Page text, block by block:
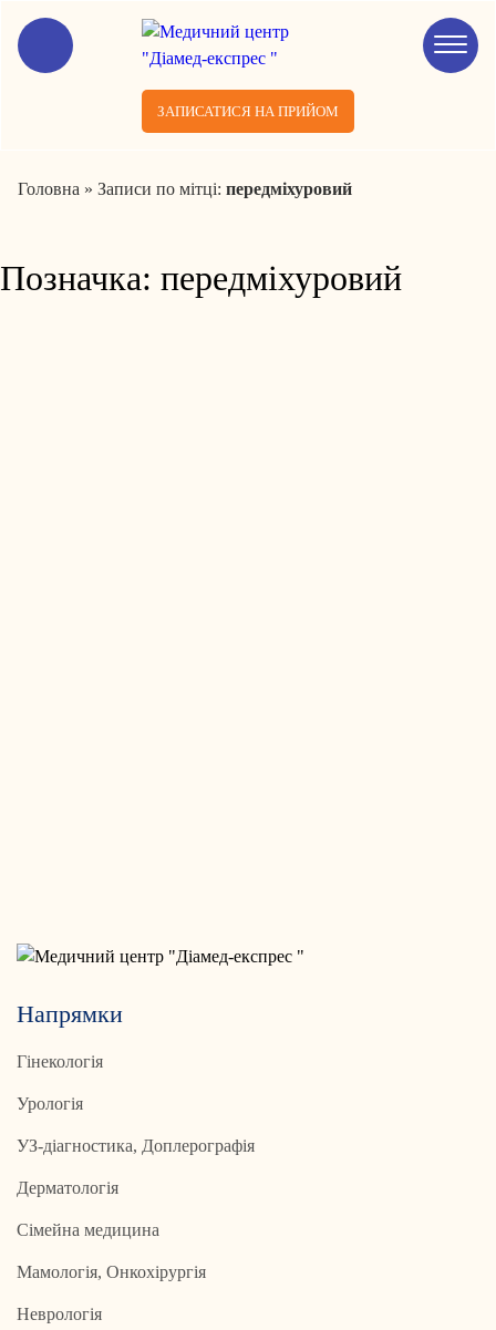
ЗАПИСАТИСЯ НА ПРИЙОМ
Головна » Записи по мітці: передміхуровий
Позначка: передміхуровий
Напрямки
Гінекологія
Урологія
УЗ-діагностика, Доплерографія
Дерматологія
Сімейна медицина
Мамологія, Онкохірургія
Неврологія